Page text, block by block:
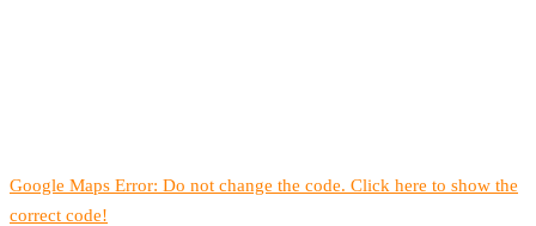
Google Maps Error: Do not change the code. Click here to show the
correct code!